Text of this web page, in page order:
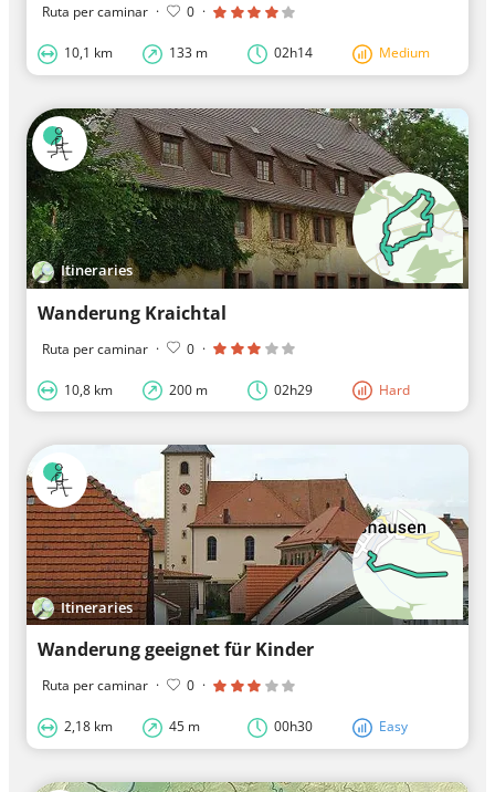
Ruta per caminar · 0 ·
10,1 km 133 m 02h14 Medium
Itineraries
Wanderung Kraichtal
Ruta per caminar · 0 ·
10,8 km 200 m 02h29 Hard
Itineraries
Wanderung geeignet für Kinder
Ruta per caminar · 0 ·
2,18 km 45 m 00h30 Easy